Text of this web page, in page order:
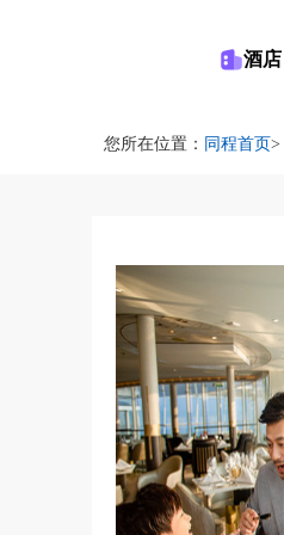
酒店
您所在位置： 同程首页>